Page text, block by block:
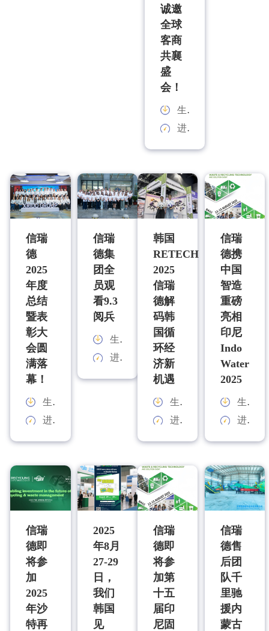
诚邀
全球
客商
共襄
盛
会！
生产能力：
进料规格：
信瑞
德
2025
年度
总结
暨表
彰大
会圆
满落
幕！
生产能力：
进料规格：
信瑞
德集
团全
员观
看9.3
阅兵
生产能力：
进料规格：
韩国
RETECH
2025
信瑞
德解
码韩
国循
环经
济新
机遇
生产能力：
进料规格：
信瑞
德携
中国
智造
重磅
亮相
印尼
Indo
Water
2025
生产能力：
进料规格：
信瑞
德即
将参
加
2025
年沙
特再
2025
年8月
27-29
日，
我们
韩国
见
信瑞
德即
将参
加第
十五
届印
尼固
信瑞
德售
后团
队千
里驰
援内
蒙古